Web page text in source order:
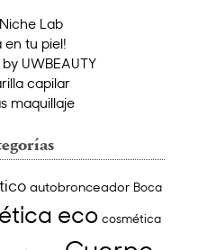
Lab
en tu piel!
UWBEAUTY
capilar
maquillaje
autobronceador Boca
eco cosmética